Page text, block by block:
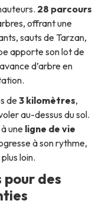
28 parcours
offrant une
sauts de Tarzan,
apporte son lot de
d’arbre en
de3 kilomètres,
au-dessus du sol.
une ligne de vie
à son rythme,
loin.
des